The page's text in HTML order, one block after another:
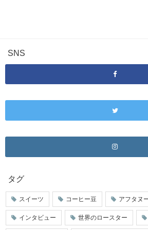
SNS
タグ
スイーツ コーヒー豆 アフタヌ
インタビュー 世界のロースター